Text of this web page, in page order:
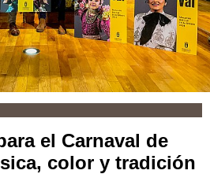
el Carnaval de
color y tradición